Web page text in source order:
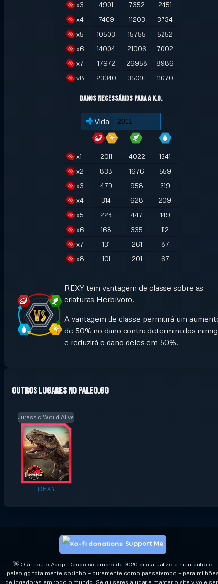
x3 4901 7352
2451
x4 7469 11203
3734
x5 10503 15755
5252
x6 14004 21006
7002
x7 17972 26958
8986
x8 23340 35010 11670
Danos necessários para a K.O.
Vida
x1 2011 4022
1341
x2 838 1676
559
x3 479 958
319
x4 314 628
209
x5 223 447
149
x6 168 335
112
x7 131 261
87
x8 101 201 67
REXY tem vantagem de classe sobre as
criaturas Herbívoro.
A vantagem de classe permitirá um
de 50% no dano contra determinados
e reduzirá o dano deles em 50%.
Outros lugares no Paleo.GG
Jurassic World Alive
REXY
👋 Olá, sou o Apop! Desde setembro de 2020 que atualizo e mantenho o
paleo.gg totalmente sozinho — puramente como passatempo — para
de jogadores em todo o mundo. Se quiseres ajudar a manter o site vivo e
Support Me